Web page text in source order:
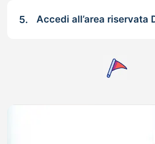
5. Accedi all’area riservata